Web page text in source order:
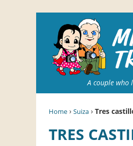
A couple who
Home › Suiza › Tres
TRES